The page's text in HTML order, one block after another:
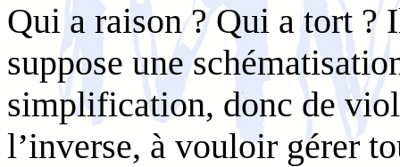
Qui a raison ? Qui a tort ?
suppose une
simplification, donc de
l’inverse, à vouloir gérer